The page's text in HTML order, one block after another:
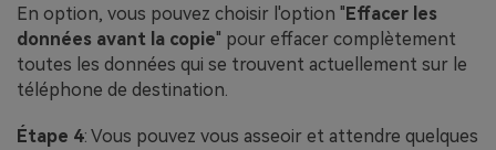
En option, vous pouvez choisir l'option "Effacer les
données avant la copie" pour effacer complètement
toutes les données qui se trouvent actuellement sur le
téléphone de destination.
Étape 4: Vous pouvez vous asseoir et attendre quelques